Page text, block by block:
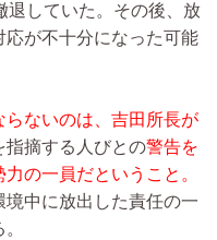
退していた。その後、放
が不十分になった可能
らないのは、吉田所長が
指摘する人びとの警告を
の一員だということ。
中に放出した責任の一